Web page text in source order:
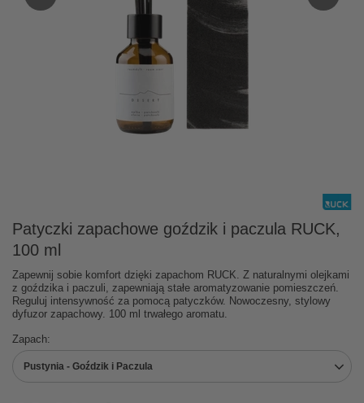
Patyczki zapachowe goździk i paczula RUCK,
100 ml
Zapewnij sobie komfort dzięki zapachom RUCK. Z naturalnymi olejkami
z goździka i paczuli, zapewniają stałe aromatyzowanie pomieszczeń.
Reguluj intensywność za pomocą patyczków. Nowoczesny, stylowy
dyfuzor zapachowy. 100 ml trwałego aromatu.
Zapach
Pustynia - Goździk i Paczula